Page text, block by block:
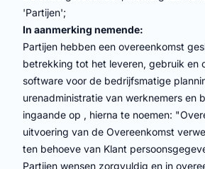
'Partijen';
In aanmerking nemende:
Partijen hebben een overeenkomst
betrekking tot het leveren, gebruik en
software voor de bedrijfsmatige
urenadministratie van werknemers en
ingaande op , hierna te noemen:
uitvoering van de Overeenkomst
ten behoeve van Klant
Partijen wensen zorgvuldig en in